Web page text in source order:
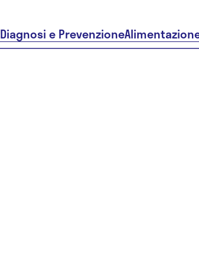
Diagnosi e Prevenzione